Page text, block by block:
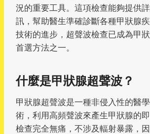
況的重要工具。這項檢查能夠提供
訊，幫助醫生準確診斷各種甲狀腺
技術的進步，超聲波檢查已成為甲
首選方法之一。
什麼是甲狀腺超聲波？
甲狀腺超聲波是一種非侵入性的醫
術，利用高頻聲波來產生甲狀腺的
檢查完全無痛，不涉及輻射暴露，